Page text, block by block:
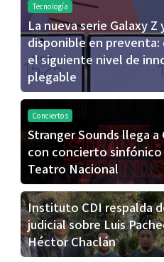
Tecnología
La nueva serie Galaxy Z
disponible en preventa:
el siguiente nivel de
plegable
Conciertos
Stranger Sounds llega a
con concierto
Teatro Nacional
Instituto CDI respalda
judicial sobre Luis
Héctor Chaclán